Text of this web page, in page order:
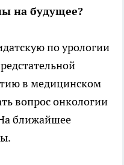
на будущее?
по урологии
в медицинском
вопрос онкологии
ближайшее